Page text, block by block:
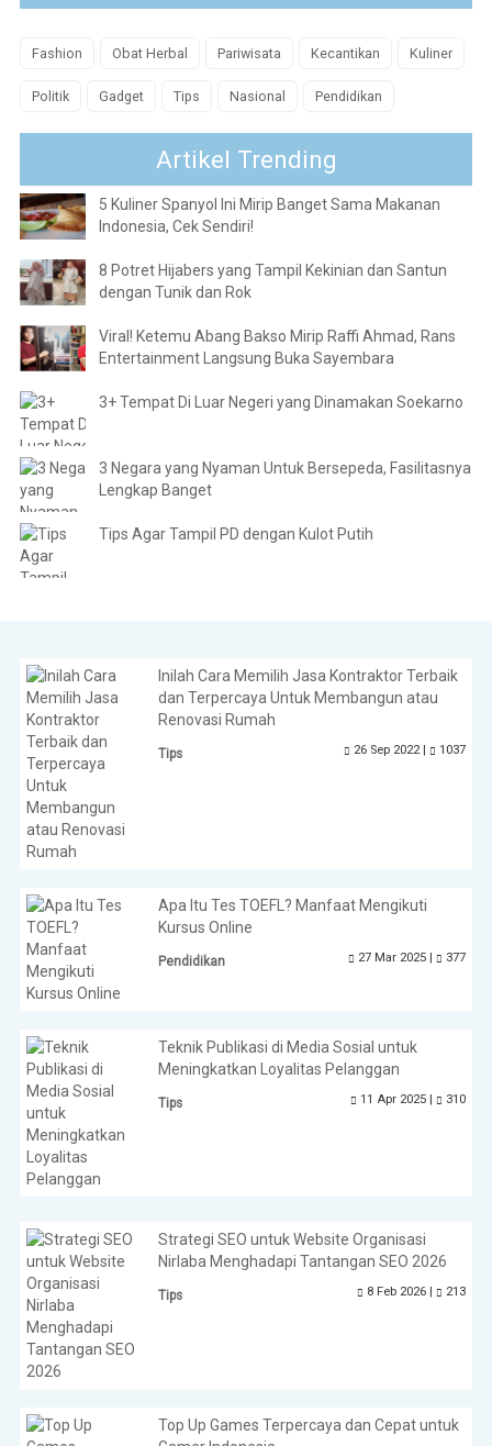
Fashion Obat Herbal Pariwisata Kecantikan Kuliner
Politik Gadget Tips Nasional Pendidikan
Artikel Trending
5 Kuliner Spanyol Ini Mirip Banget Sama Makanan
Indonesia, Cek Sendiri!
8 Potret Hijabers yang Tampil Kekinian dan Santun
dengan Tunik dan Rok
Viral! Ketemu Abang Bakso Mirip Raffi Ahmad, Rans
Entertainment Langsung Buka Sayembara
3+ Tempat Di Luar Negeri yang Dinamakan Soekarno
3 Negara yang Nyaman Untuk Bersepeda, Fasilitasnya
Lengkap Banget
Tips Agar Tampil PD dengan Kulot Putih
Inilah Cara Memilih Jasa Kontraktor Terbaik
dan Terpercaya Untuk Membangun atau
Renovasi Rumah
Tips 26 Sep 2022 | 1037
Apa Itu Tes TOEFL? Manfaat Mengikuti
Kursus Online
Pendidikan 27 Mar 2025 | 377
Teknik Publikasi di Media Sosial untuk
Meningkatkan Loyalitas Pelanggan
Tips 11 Apr 2025 | 310
Strategi SEO untuk Website Organisasi
Nirlaba Menghadapi Tantangan SEO 2026
Tips 8 Feb 2026 | 213
Top Up Games Terpercaya dan Cepat untuk